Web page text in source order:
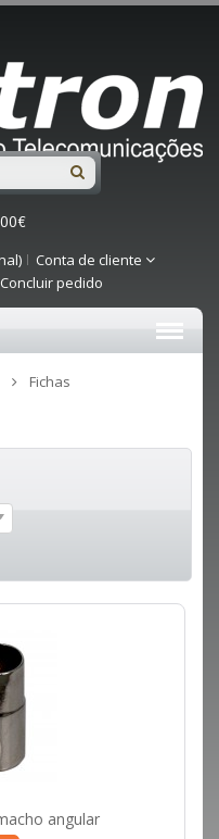
Conta de cliente
Concluir pedido
Fichas
angular